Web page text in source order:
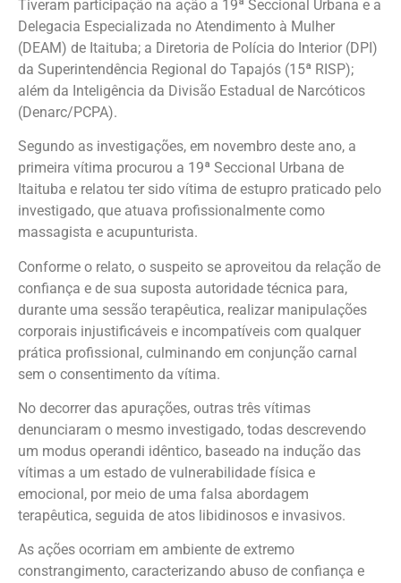
Tiveram participação na ação a 19ª Seccional Urbana e a
Delegacia Especializada no Atendimento à Mulher
(DEAM) de Itaituba; a Diretoria de Polícia do Interior (DPI)
da Superintendência Regional do Tapajós (15ª RISP);
além da Inteligência da Divisão Estadual de Narcóticos
(Denarc/PCPA).
Segundo as investigações, em novembro deste ano, a
primeira vítima procurou a 19ª Seccional Urbana de
Itaituba e relatou ter sido vítima de estupro praticado pelo
investigado, que atuava profissionalmente como
massagista e acupunturista.
Conforme o relato, o suspeito se aproveitou da relação de
confiança e de sua suposta autoridade técnica para,
durante uma sessão terapêutica, realizar manipulações
corporais injustificáveis e incompatíveis com qualquer
prática profissional, culminando em conjunção carnal
sem o consentimento da vítima.
No decorrer das apurações, outras três vítimas
denunciaram o mesmo investigado, todas descrevendo
um modus operandi idêntico, baseado na indução das
vítimas a um estado de vulnerabilidade física e
emocional, por meio de uma falsa abordagem
terapêutica, seguida de atos libidinosos e invasivos.
As ações ocorriam em ambiente de extremo
constrangimento, caracterizando abuso de confiança e